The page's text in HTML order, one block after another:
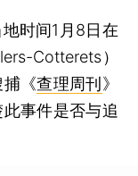
时间1月8日在
Cotterets）
捕《查理周刊 》
事件是否与追